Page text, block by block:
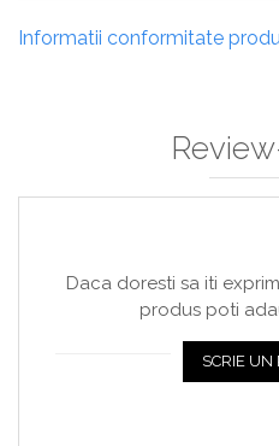
Informatii conformitate
Daca doresti sa iti
produs poti
SCRIE UN